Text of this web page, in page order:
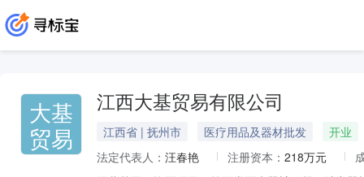
大基
贸易
江西大基贸易有限公司
江西省 | 抚州市 医疗用品及器材批发
开业
法定代表人： 汪春艳 注册资本： 218万元